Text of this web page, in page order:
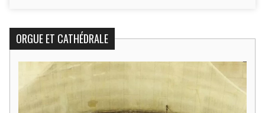
ORGUE ET CATHÉDRALE